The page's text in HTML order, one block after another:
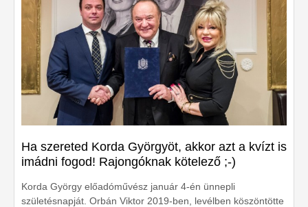
Ha szereted Korda Györgyöt, akkor azt a kvízt is
imádni fogod! Rajongóknak kötelező ;-)
Korda György előadóművész január 4-én ünnepli
születésnapját. Orbán Viktor 2019-ben, levélben köszöntötte